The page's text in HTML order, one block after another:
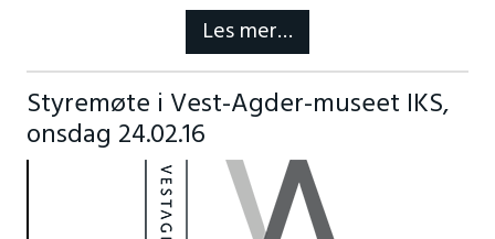
Les mer…
Styremøte i Vest-Agder-museet IKS,
onsdag 24.02.16